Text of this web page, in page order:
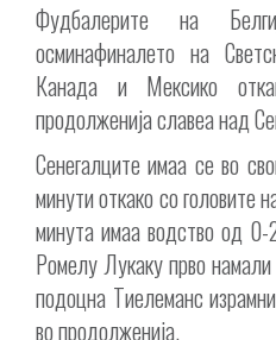
Фудбалерите на
осминафиналето на
Канада и Мексико
продолженија славеа над
Сенегалците имаа се во
минути откако со головите
минута имаа водство од
Ромелу Лукаку прво
подоцна Тиелеманс
во продолженија.